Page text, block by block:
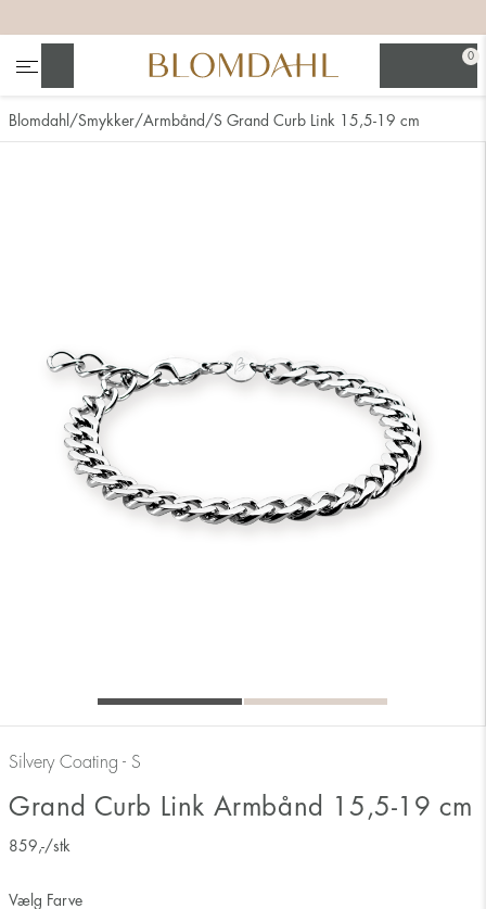
0
Blomdahl Smykker Armbånd S Grand Curb Link 15,5-19 cm
Silvery Coating - S
Grand Curb Link Armbånd 15,5-19 cm
859 ,-/stk
Vælg Farve